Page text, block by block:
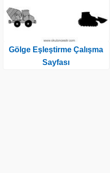
Gölge Eşleştirme Çalışma
Sayfası